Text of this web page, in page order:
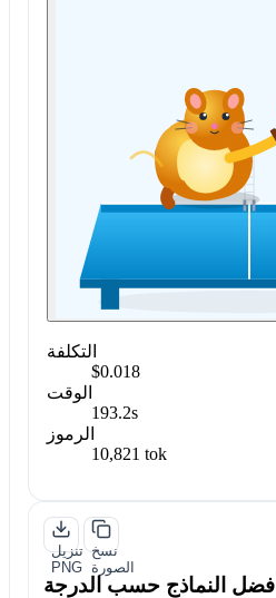
التكلفة
$0.018
الوقت
193.2s
الرموز
10,821 tok
تنزيل
PNG
نسخ
الصورة
أفضل النماذج حسب الدرجة